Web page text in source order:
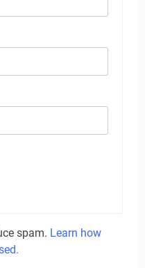
spam. Learn how